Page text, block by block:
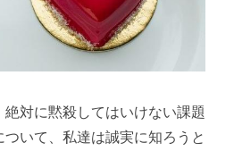
対に黙殺してはいけない課題
いて、私達は誠実に知ろうと